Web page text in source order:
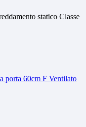
statico Classe